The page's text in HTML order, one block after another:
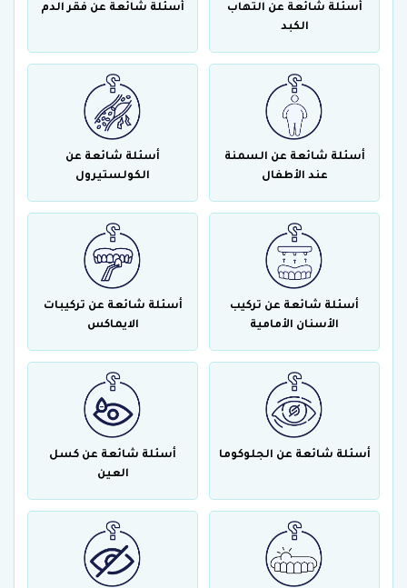
أسئلة شائعة عن التهاب
الكبد
أسئلة شائعة عن فقر الدم
أسئلة شائعة عن السمنة
عند الأطفال
أسئلة شائعة عن
الكولستيرول
أسئلة شائعة عن تركيب
الأسنان الأمامية
أسئلة شائعة عن تركيبات
الايماكس
أسئلة شائعة عن الجلوكوما
أسئلة شائعة عن كسل
العين